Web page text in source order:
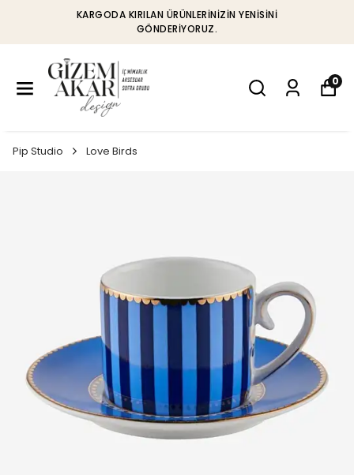
KARGODA KIRILAN ÜRÜNLERINIZIN YENISINI
GÖNDERIYORUZ.
0
Pip Studio Love Birds